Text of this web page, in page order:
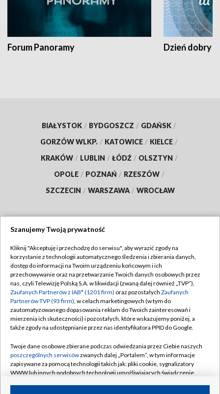
Forum Panoramy Dzień dobry
BIAŁYSTOK / BYDGOSZCZ / GDAŃSK /
GORZÓW WLKP. / KATOWICE / KIELCE /
KRAKÓW / LUBLIN / ŁÓDŹ / OLSZTYN /
OPOLE / POZNAŃ / RZESZÓW /
SZCZECIN / WARSZAWA / WROCŁAW
TVP
Abonament TVP
Emisja w TVP
Centrum informacji TVP
Naziemna Telewizja Cyfrowa
Rada Programowa
System NOS
Informacje o nadawcy
Regulamin TVP
Polityka prywatności
Moje zgody
Pomoc
Kontakt
Kanały
Szanujemy Twoją prywatność
Kliknij "Akceptuję i przechodzę do serwisu", aby wyrazić zgody na
korzystanie z technologii automatycznego śledzenia i zbierania danych,
dostęp do informacji na Twoim urządzeniu końcowym i ich
przechowywanie oraz na przetwarzanie Twoich danych osobowych przez
nas, czyli Telewizję Polską S.A. w likwidacji (zwaną dalej również „TVP”),
Zaufanych Partnerów z IAB* (1201 firm) oraz pozostałych Zaufanych
Partnerów TVP (93 firm), w celach marketingowych (w tym do
zautomatyzowanego dopasowania reklam do Twoich zainteresowań i
mierzenia ich skuteczności) i pozostałych, które wskazujemy poniżej, a
także zgody na udostępnianie przez nas identyfikatora PPID do Google.
Twoje dane osobowe zbierane podczas odwiedzania przez Ciebie naszych
poszczególnych serwisówzwanych dalej „Portalem”, w tym informacje
zapisywane za pomocą technologii takich jak: pliki cookie, sygnalizatory
WWW lub innych podobnych technologii umożliwiających świadczenie